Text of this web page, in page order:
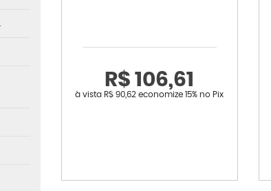
R$ 106,61
à vista R$ 90,62 economize 15% no Pix